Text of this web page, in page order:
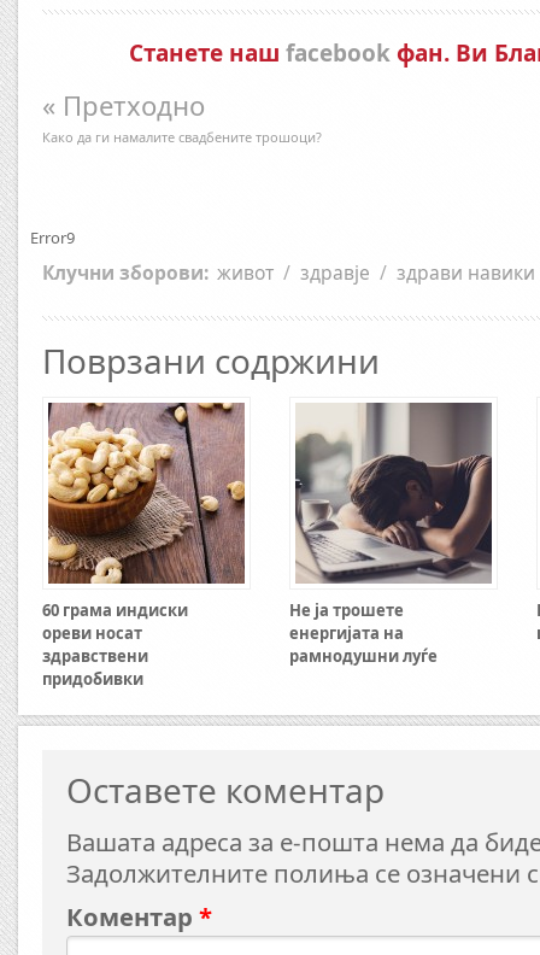
Станете наш facebookфан. Ви
« Претходно
Како да ги намалите свадбените трошоци?
Error9
Клучни зборови: живот / здравје / здрави навики
Поврзани содржини
60 грама индиски
ореви носат
здравствени
придобивки
Не ја трошете
енергијата на
рамнодушни луѓе
Оставете коментар
Вашата адреса за е-пошта нема да
Задолжителните полиња се означени
Коментар *